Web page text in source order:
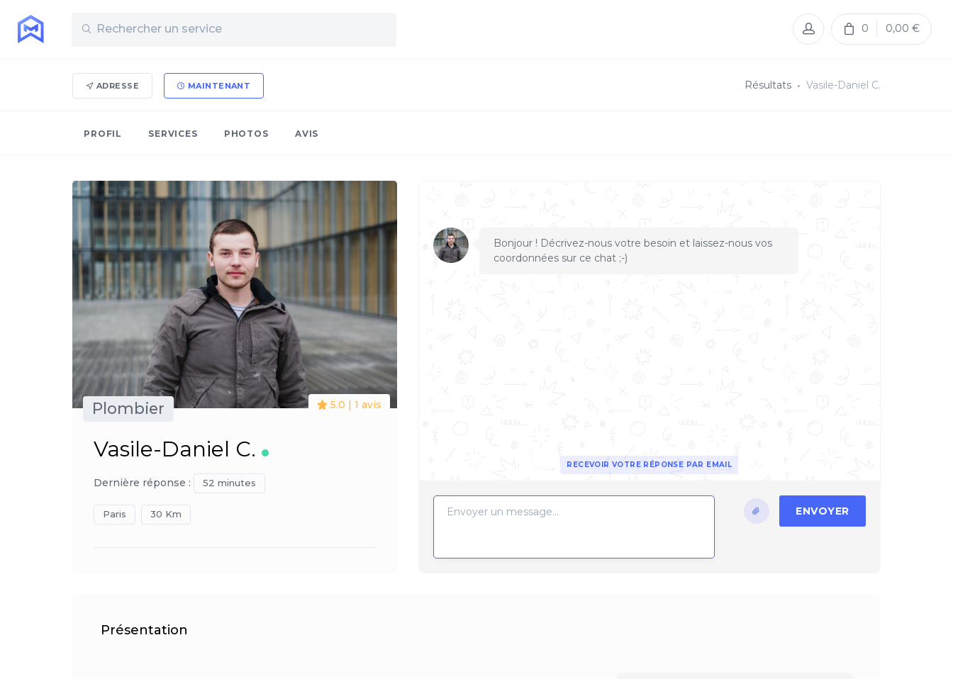
0 0,00 €
ADRESSE MAINTENANT Résultats Vasile-Daniel C.
PROFIL SERVICES PHOTOS AVIS
5.0 | 1 avis
Plombier
Vasile-Daniel C.
Dernière réponse : 52 minutes
Paris 30 Km
Bonjour ! Décrivez-nous votre besoin et laissez-nous vos
coordonnées sur ce chat ;-)
RECEVOIR VOTRE RÉPONSE PAR EMAIL
ENVOYER
Présentation